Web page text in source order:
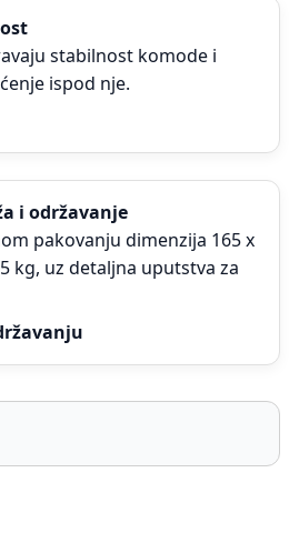
stabilnost komode i
ispod nje.
i održavanje
pakovanju dimenzija 165 x
kg, uz detaljna uputstva za